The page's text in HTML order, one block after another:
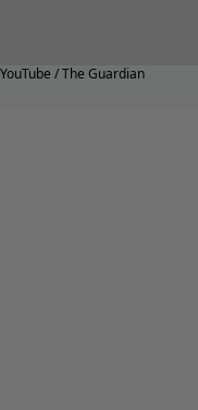
YouTube / The Guardian